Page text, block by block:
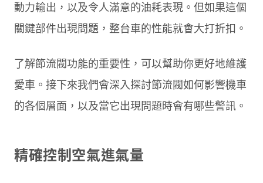
動力輸出，以及令人滿意的油耗表現。但如果這個
關鍵部件出現問題，整台車的性能就會大打折扣。
了解節流閥功能的重要性，可以幫助你更好地維護
愛車。接下來我們會深入探討節流閥如何影響機車
的各個層面，以及當它出現問題時會有哪些警訊。
精確控制空氣進氣量